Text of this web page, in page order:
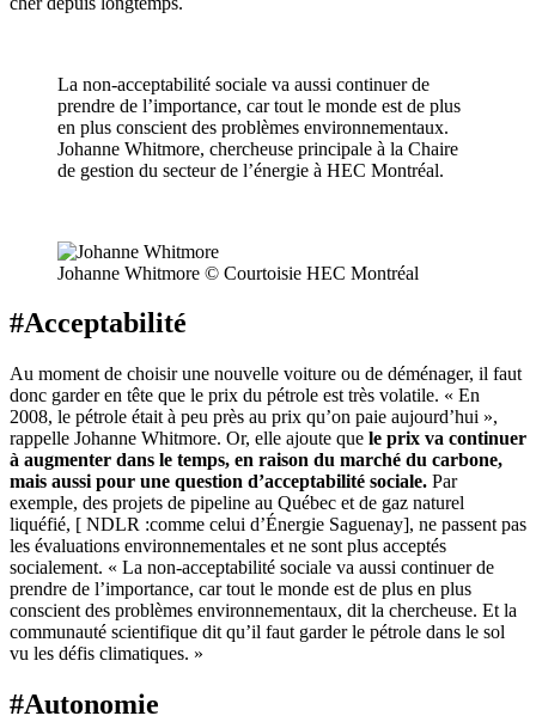
La non-acceptabilité sociale va aussi continuer de
prendre de l’importance, car tout le monde est de plus
en plus conscient des problèmes environnementaux.
Johanne Whitmore, chercheuse principale à la Chaire
de gestion du secteur de l’énergie à HEC Montréal.
Johanne Whitmore © Courtoisie HEC Montréal
#Acceptabilité
Au moment de choisir une nouvelle voiture ou de déménager, il faut
donc garder en tête que le prix du pétrole est très volatile. « En
2008, le pétrole était à peu près au prix qu’on paie aujourd’hui »,
rappelle Johanne Whitmore. Or, elle ajoute que le prix va continuer
à augmenter dans le temps, en raison du marché du carbone,
mais aussi pour une question d’acceptabilité sociale. Par
exemple, des projets de pipeline au Québec et de gaz naturel
liquéfié, [ NDLR :comme celui d’Énergie Saguenay], ne passent pas
les évaluations environnementales et ne sont plus acceptés
socialement. « La non-acceptabilité sociale va aussi continuer de
prendre de l’importance, car tout le monde est de plus en plus
conscient des problèmes environnementaux, dit la chercheuse. Et la
communauté scientifique dit qu’il faut garder le pétrole dans le sol
vu les défis climatiques. »
#Autonomie